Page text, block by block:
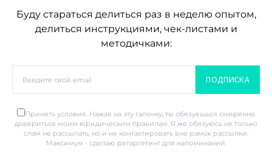
Буду стараться делиться раз в неделю опытом,
делиться инструкциями, чек-листами и
методичками:
ПОДПИСКА
Принять условия. Нажав на эту галочку, ты обязуешься смиренно
довериться моим юридическим правилам. Я же обязуюсь не только
спам не рассылать, но и не контактировать вне рамок рассылки.
Максимум - сделаю ретаргетинг для напоминаний.